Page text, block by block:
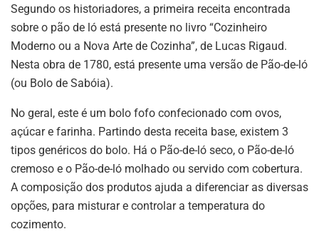
Segundo os historiadores, a primeira receita encontrada
sobre o pão de ló está presente no livro “Cozinheiro
Moderno ou a Nova Arte de Cozinha”, de Lucas Rigaud.
Nesta obra de 1780, está presente uma versão de Pão-de-ló
(ou Bolo de Sabóia).
No geral, este é um bolo fofo confecionado com ovos,
açúcar e farinha. Partindo desta receita base, existem 3
tipos genéricos do bolo. Há o Pão-de-ló seco, o Pão-de-ló
cremoso e o Pão-de-ló molhado ou servido com cobertura.
A composição dos produtos ajuda a diferenciar as diversas
opções, para misturar e controlar a temperatura do
cozimento.